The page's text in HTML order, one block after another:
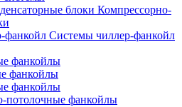
Компрессорно-
Системы чиллер-фанкойл
фанкойлы
фанкойлы
фанкойлы
потолочные фанкойлы